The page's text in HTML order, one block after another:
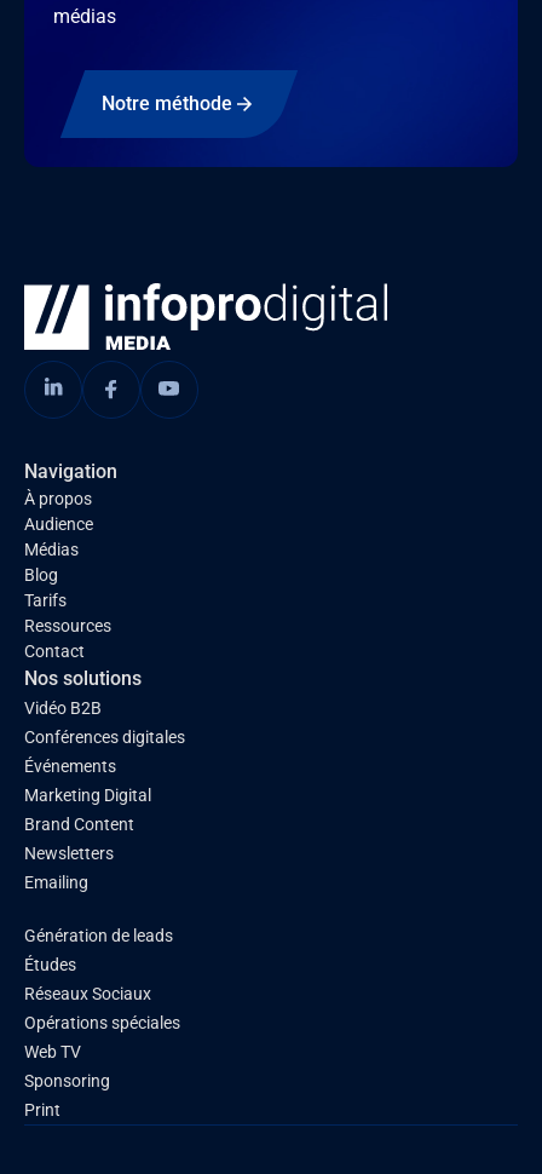
médias
Notre méthode
Navigation
À propos
Audience
Médias
Blog
Tarifs
Ressources
Contact
Nos solutions
Vidéo B2B
Conférences digitales
Événements
Marketing Digital
Brand Content
Newsletters
Emailing
Génération de leads
Études
Réseaux Sociaux
Opérations spéciales
Web TV
Sponsoring
Print